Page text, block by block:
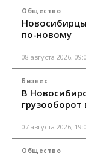
Общество
по-новому
08 августа 2026,
Бизнес
В
грузооборот
07 августа 2026,
Общество